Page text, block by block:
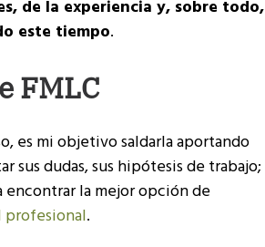
de la experiencia y, sobre todo,
este tiempo.
FMLC
es mi objetivo saldarla aportando
sus dudas, sus hipótesis de trabajo;
encontrar la mejor opción de
profesional.